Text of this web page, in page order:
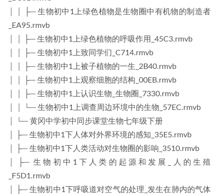
│ │ ├─ 生物初中1上绿色植物是生物圈中有机物的制造者
_EA95.rmvb
│ │ ├─ 生物初中1上绿色植物的呼吸作用_45C3.rmvb
│ │ ├─ 生物初中1上致同学们_C714.rmvb
│ │ ├─ 生物初中1上被子植物的一生_2B40.rmvb
│ │ ├─ 生物初中1上观察细胞的结构_00EB.rmvb
│ │ ├─ 生物初中1上认识生物_生物圈_7330.rmvb
│ │ └─ 生物初中1上调查周边环境中的生物_57EC.rmvb
│ └─ 黄冈中学初中同步课堂生物七年级下册
│ ├─ 生物初中1下人体对外界环境的感知_35E5.rmvb
│ ├─ 生物初中1下人类活动对生物圈的影响_3510.rmvb
│ ├─ 生物初中1下人类的起源和发展_人的生殖
_F5D1.rmvb
│ ├─ 生物初中1下呼吸道对空气的处理_发生在肺内的气体